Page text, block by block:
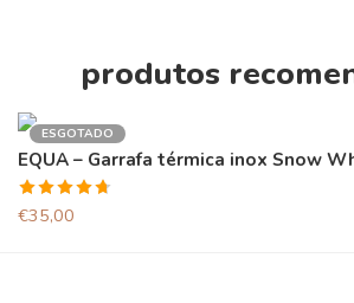
produtos
ESGOTADO
EQUA – Garrafa térmica inox Snow
Avaliação
4.67de 5
€35,00